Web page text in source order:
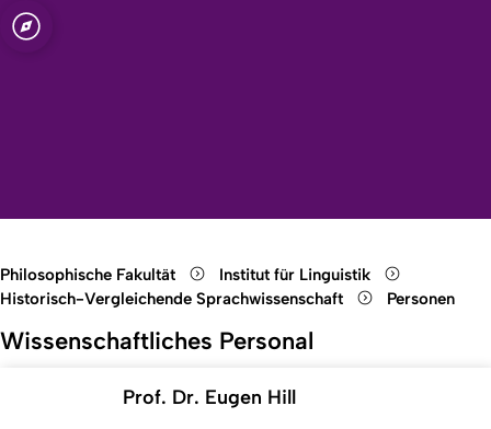
Köln
für
Open quicklink menu
Philosophische Fakultät
Institut für Linguistik
Historisch-Vergleichende Sprachwissenschaft
Personen
Wissenschaftliches Personal
Prof. Dr. Eugen Hill